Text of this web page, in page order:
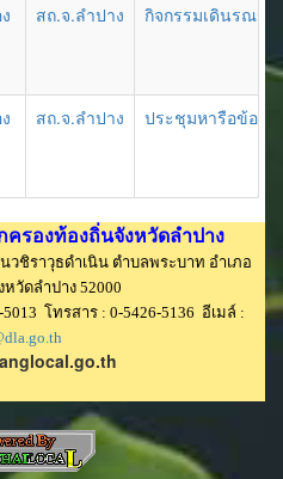
สถ.จ.ลำปาง กิจกรรมเดินรณรง
สถ.จ.ลำปาง ประชุมหารือข้อรา
ครองท้องถิ่นจังหวัดลำปาง
วชิราวุธดำเนิน ตำบลพระบาท อำเภอ
หวัดลำปาง 52000
โทรสาร : 0-5426-5136 อีเมล์ :